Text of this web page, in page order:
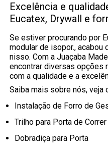
Excelência e
Eucatex, Drywall e
Se estiver procurando por
modular de isopor., acabou
nisso. Com a Juaçaba
encontrar diversas opções
com a qualidade e a
Saiba mais sobre nós, veja
Instalação de Forro de
Trilho para Porta de Correr
Dobradiça para Porta